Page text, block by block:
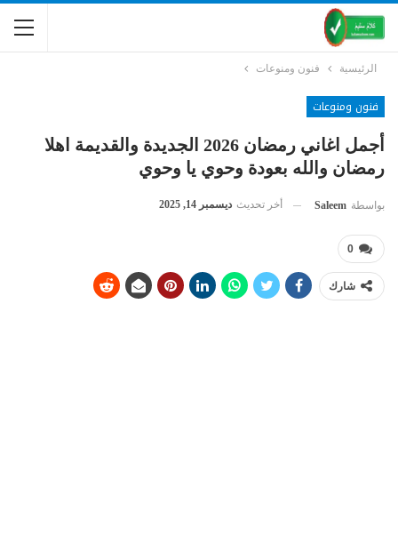
الرئيسية فنون ومنوعات
فنون ومنوعات
أجمل اغاني رمضان 2026 الجديدة والقديمة اهلا
رمضان والله بعودة وحوي يا وحوي
بواسطة Saleem أخر تحديث ديسمبر 14, 2025
0
شارك